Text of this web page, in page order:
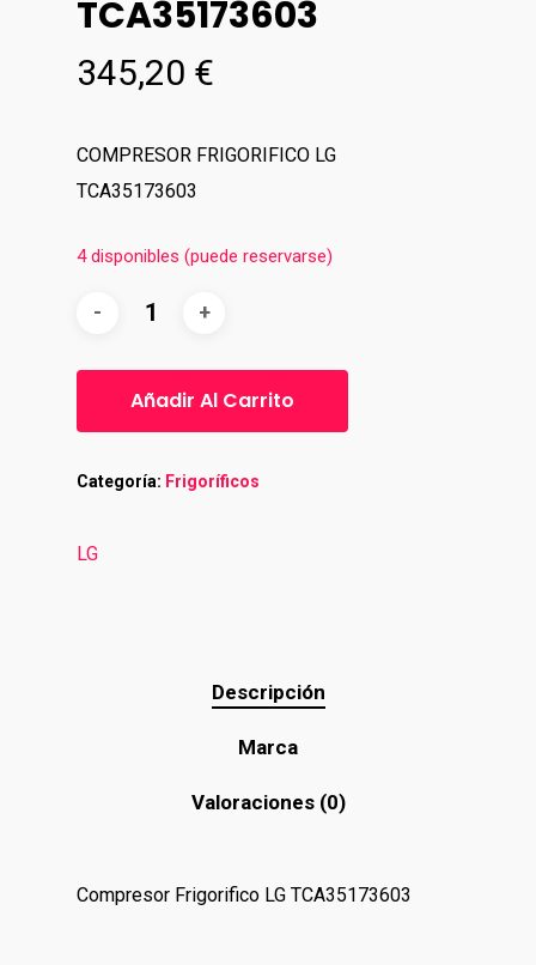
TCA35173603
345,20 €
COMPRESOR FRIGORIFICO LG
TCA35173603
4 disponibles (puede reservarse)
Añadir Al Carrito
Categoría: Frigoríficos
LG
Descripción
Marca
Valoraciones (0)
Compresor Frigorifico LG TCA35173603